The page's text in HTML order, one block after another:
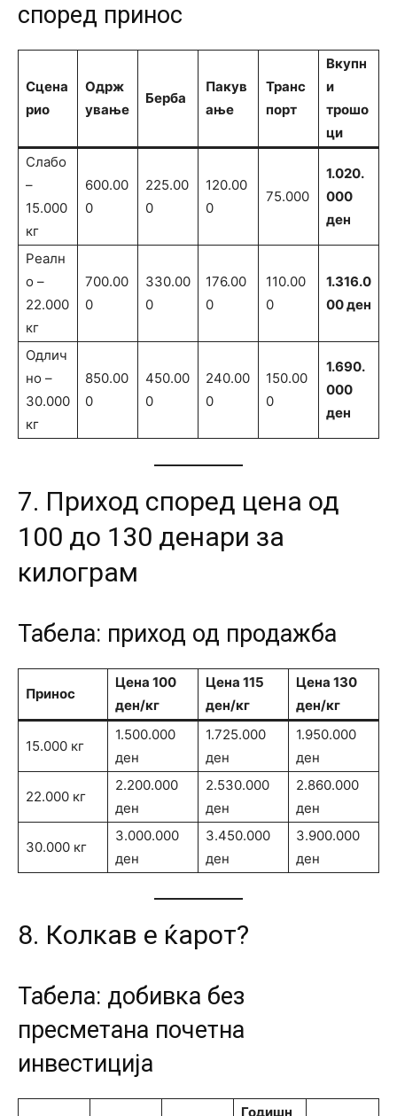
според принос
Сцена
рио
Одрж
ување
Берба
Пакув
ање
Транс
порт
Вкупн
и
трошо
ци
Слабо
–
15.000
кг
600.00
0
225.00
0
120.00
0
75.000
1.020.
000
ден
Реалн
о –
22.000
кг
700.00
0
330.00
0
176.00
0
110.00
0
1.316.0
00 ден
Одлич
но –
30.000
кг
850.00
0
450.00
0
240.00
0
150.00
0
1.690.
000
ден
7. Приход според цена од
100 до 130 денари за
килограм
Табела: приход од продажба
Принос
Цена 100
ден/кг
Цена 115
ден/кг
Цена 130
ден/кг
15.000 кг
1.500.000
ден
1.725.000
ден
1.950.000
ден
22.000 кг
2.200.000
ден
2.530.000
ден
2.860.000
ден
30.000 кг
3.000.000
ден
3.450.000
ден
3.900.000
ден
8. Колкав е ќарот?
Табела: добивка без
пресметана почетна
инвестиција
Годишн